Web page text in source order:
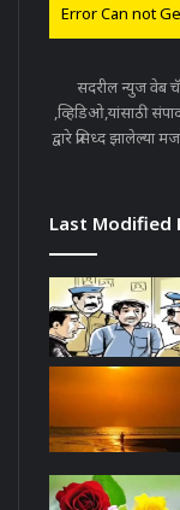
Error Can not
सदरील न्युज वेब
,व्हिडिओ,यांसाठी
द्वारे प्रसिध्द झालेल्या
Last Modified